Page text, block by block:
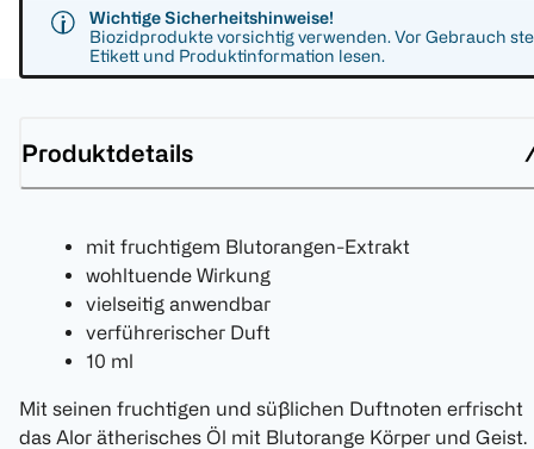
Wichtige Sicherheitshinweise!
Biozidprodukte vorsichtig verwenden. Vor Gebrauch
Etikett und Produktinformation lesen.
Produktdetails
mit fruchtigem Blutorangen-Extrakt
wohltuende Wirkung
vielseitig anwendbar
verführerischer Duft
10 ml
Mit seinen fruchtigen und süßlichen Duftnoten erfrischt
das Alor ätherisches Öl mit Blutorange Körper und Geist.